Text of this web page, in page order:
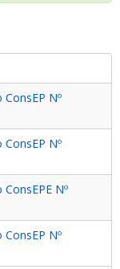
ConsEP Nº
ConsEP Nº
Nº
ConsEP Nº